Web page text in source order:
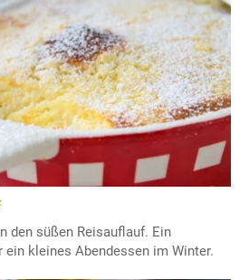
den süßen Reisauflauf. Ein
ein kleines Abendessen im Winter.